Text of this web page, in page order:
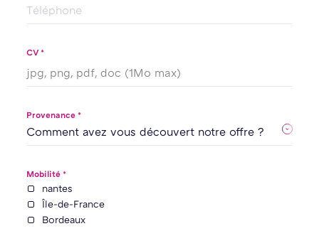
CV *
jpg, png, pdf, doc (1Mo max)
Provenance *
Mobilité *
nantes
Île-de-France
Bordeaux